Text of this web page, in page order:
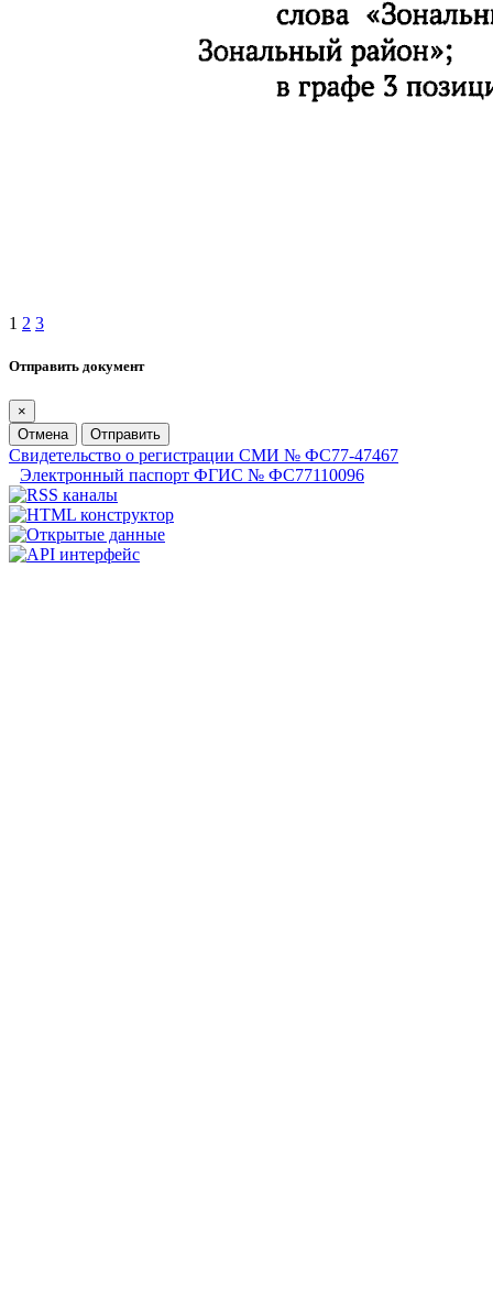
1 2 3
Отправить документ
×
Отмена
Отправить
Свидетельство о регистрации СМИ № ФС77-47467
Электронный паспорт ФГИС № ФС77110096